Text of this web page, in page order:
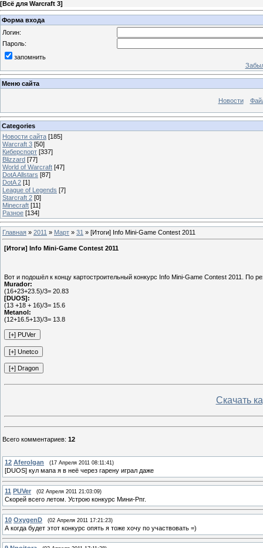
[Всё для Warcraft 3]
Форма входа
Логин:
Пароль:
запомнить
Меню сайта
Новости
Categories
Новости сайта [185]
Warcraft 3 [50]
Киберспорт [337]
Blizzard [77]
World of Warcraft [47]
DotA Allstars [87]
DotA 2 [1]
League of Legends [7]
Starcraft 2 [0]
Minecraft [11]
Разное [134]
Главная » 2011 » Март » 31 » [Итоги] Info Mini-Game Contest 2011
[Итоги] Info Mini-Game Contest 2011
Вот и подошёл к концу картостроительный конкурс Info Mini-Game Contest 2011. По
Murador:
(16+23+23.5)/3= 20.83
[DUOS]:
(13 +18 + 16)/3= 15.6
Metanol:
(12+16.5+13)/3= 13.8
Скачать
Всего комментариев: 12
12 Aferolgan (17 Апреля 2011 08:11:41)
[DUOS] кул мапа я в неё через гарену играл даже
11 PUVer (02 Апреля 2011 21:03:09)
Скорей всего летом. Устрою конкурс Мини-Рпг.
10 OxygenD (02 Апреля 2011 17:21:23)
А когда будет этот конкурс опять я тоже хочу по участвовать =)